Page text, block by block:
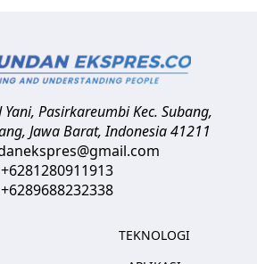
Yani, Pasirkareumbi Kec. Subang,
Jawa Barat,Indonesia41211
+6281280911913
+6289688232338
TEKNOLOGI